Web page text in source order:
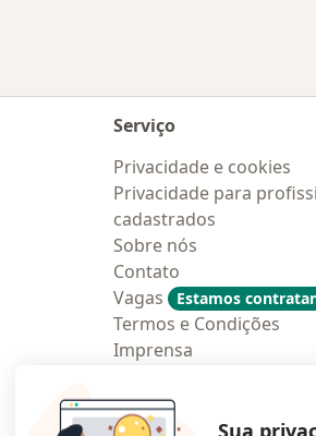
Serviço
Privacidade e cookies
Privacidade para
cadastrados
Sobre nós
Contato
Vagas
Estamos
Termos e Condições
Imprensa
Sua